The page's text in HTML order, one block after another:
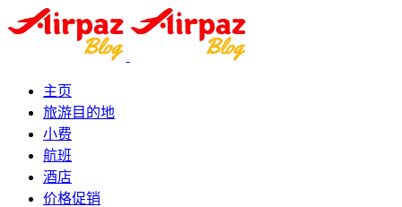
主页
旅游目的地
小费
航班
酒店
价格促销